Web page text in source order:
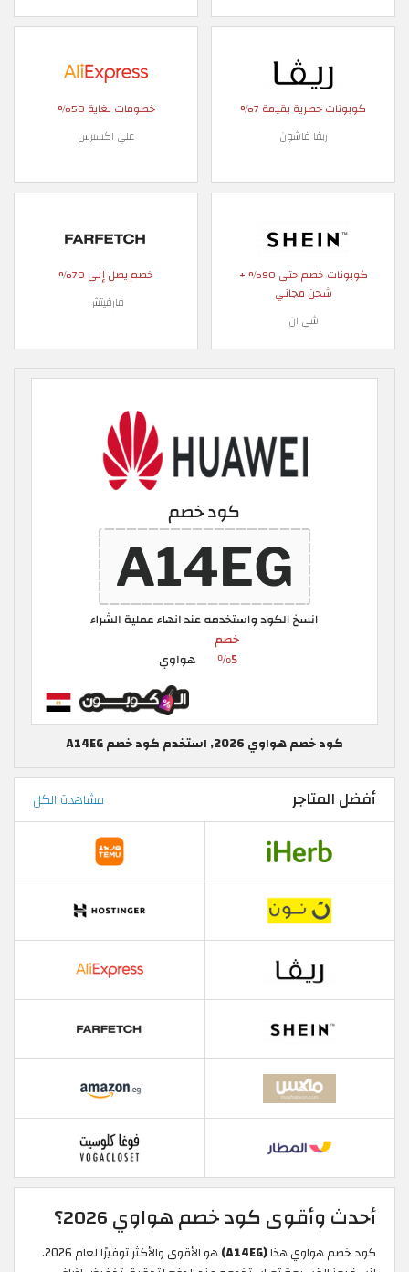
كوبونات حصرية بقيمة 7%
ريفا فاشون
خصومات لغاية 50%
علي اكسبرس
كوبونات خصم حتى 90% +
شحن مجاني
شي ان
خصم يصل إلى 70%
فارفيتش
كود خصم هواوي 2026, استخدم كود خصم A14EG
أفضل المتاجر مشاهدة الكل
أحدث وأقوى كود خصم هواوي 2026؟
كود خصم هواوي هذا(A14EG)
هو الأقوى والأكثر توفيرًا لعام 2026.